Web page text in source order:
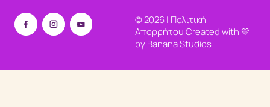
©2026 | Πολιτική
Απορρήτου Created with 💛
by Banana Studios